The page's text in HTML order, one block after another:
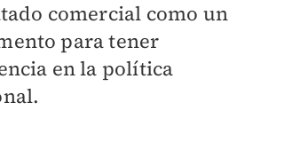
comercial como un
para tener
en la política